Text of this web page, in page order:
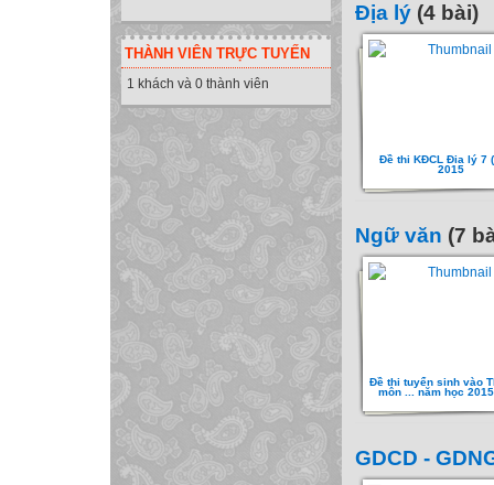
THÀNH VIÊN TRỰC TUYẾN
1 khách và 0 thành viên
Địa lý (4 bài)
Đề thi KĐCL Đia lý 7
2015
Ngữ văn (7
Đề thi tuyển sinh vào
môn ... năm học
GDCD -